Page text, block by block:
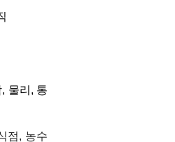
물리, 통
점, 농수